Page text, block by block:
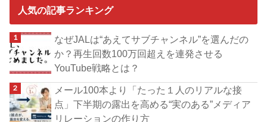
人気の記事ランキング
なぜJALは“あえてサブチャンネル”を選んだの
か？再生回数100万回超えを連発させる
YouTube戦略とは？
メール100本より「たった１人のリアルな接
点」下半期の露出を高める“実のある”メディア
リレーションの作り方